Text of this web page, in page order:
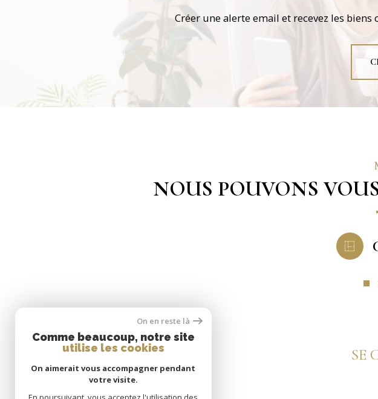
Créer une alerte email et recevez les
NOUS POUVONS
SE
On en reste là
Comme beaucoup, notre site
utilise les cookies
On aimerait vous accompagner pendant
votre visite.